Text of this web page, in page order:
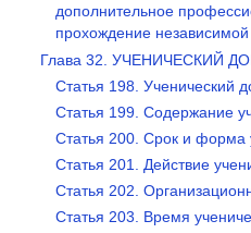
дополнительное
прохождение
Глава 32. УЧЕНИЧЕСКИЙ
Статья 198. Ученический
Статья 199. Содержание
Статья 200. Срок и форма
Статья 201. Действие
Статья 202.
Статья 203. Время